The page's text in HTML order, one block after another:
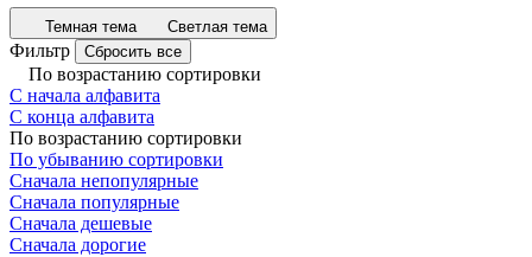
Темная тема Светлая тема
Фильтр Сбросить все
По возрастанию сортировки
С начала алфавита
С конца алфавита
По возрастанию сортировки
По убыванию сортировки
Сначала непопулярные
Сначала популярные
Сначала дешевые
Сначала дорогие